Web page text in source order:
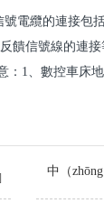
電纜的連接包
饋信號線的連
：1、數控車床